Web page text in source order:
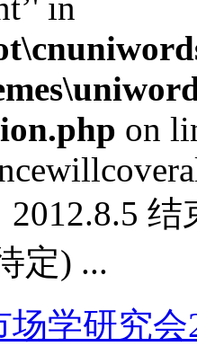
on
定) ...
场学研究会